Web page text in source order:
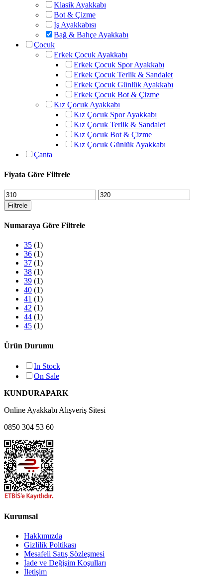
Klasik Ayakkabı
Bot & Çizme
İş Ayakkabısı
Bağ & Bahçe Ayakkabı
Çocuk
Erkek Çocuk Ayakkabı
Erkek Çocuk Spor Ayakkabı
Erkek Çocuk Terlik & Sandalet
Erkek Çocuk Günlük Ayakkabı
Erkek Çocuk Bot & Çizme
Kız Çocuk Ayakkabı
Kız Çocuk Spor Ayakkabı
Kız Çocuk Terlik & Sandalet
Kız Çocuk Bot & Çizme
Kız Çocuk Günlük Ayakkabı
Çanta
Fiyata Göre Filtrele
En
düşük
fiyat
En
yüksek
Filtrele
Numaraya Göre Filtrele
35 (1)
36 (1)
37 (1)
38 (1)
39 (1)
40 (1)
41 (1)
42 (1)
44 (1)
45 (1)
Ürün Durumu
In Stock
On Sale
KUNDURAPARK
Online Ayakkabı Alışveriş Sitesi
0850 304 53 60
Kurumsal
Hakkımızda
Gizlilik Poltikası
Mesafeli Satış Sözleşmesi
İade ve Değişim Koşulları
İletişim